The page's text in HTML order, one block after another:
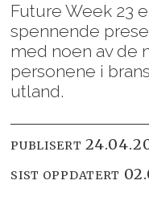
Future Week 23
spennende
med noen av de
personene i
utland.
PUBLISERT
SIST OPPDATERT